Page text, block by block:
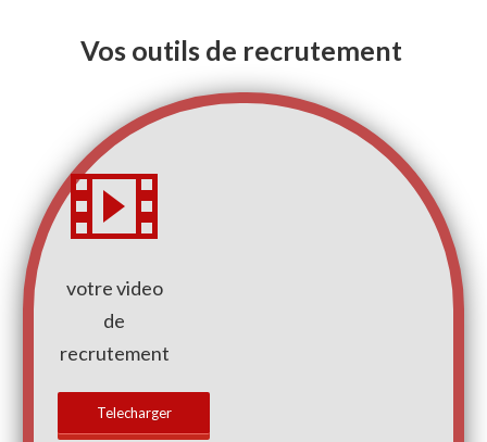
Vos outils de recrutement
votre video
de
recrutement
Telecharger